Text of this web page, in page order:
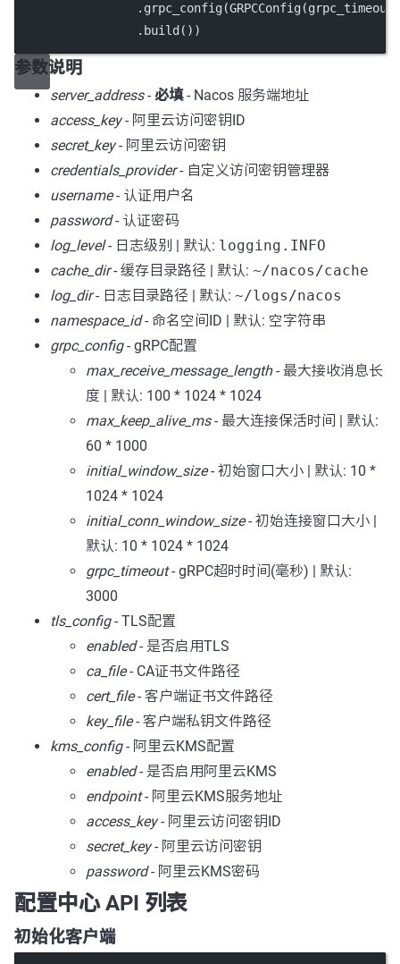
                 .grpc_config(GRPCConfig(
grpc_timeout
                 .build())
参数说明
server_address- 必填- Nacos 服务端地址
access_key- 阿里云访问密钥ID
secret_key- 阿里云访问密钥
credentials_provider- 自定义访问密钥管理器
username- 认证用户名
password- 认证密码
log_level- 日志级别 | 默认: logging.INFO
cache_dir- 缓存目录路径 | 默认: ~/nacos/cache
log_dir- 日志目录路径 | 默认: ~/logs/nacos
namespace_id- 命名空间ID | 默认: 空字符串
grpc_config- gRPC配置
max_receive_message_length- 最大接收消息长
度 | 默认: 100 * 1024 * 1024
max_keep_alive_ms- 最大连接保活时间 | 默认:
60 * 1000
initial_window_size- 初始窗口大小 | 默认: 10 *
1024 * 1024
initial_conn_window_size- 初始连接窗口大小 |
默认: 10 * 1024 * 1024
grpc_timeout- gRPC超时时间(毫秒) | 默认:
3000
tls_config- TLS配置
enabled- 是否启用TLS
ca_file- CA证书文件路径
cert_file- 客户端证书文件路径
key_file- 客户端私钥文件路径
kms_config- 阿里云KMS配置
enabled- 是否启用阿里云KMS
endpoint- 阿里云KMS服务地址
access_key- 阿里云访问密钥ID
secret_key- 阿里云访问密钥
password- 阿里云KMS密码
配置中心 API 列表
初始化客户端